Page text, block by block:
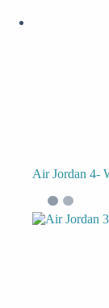
Air Jordan 4-